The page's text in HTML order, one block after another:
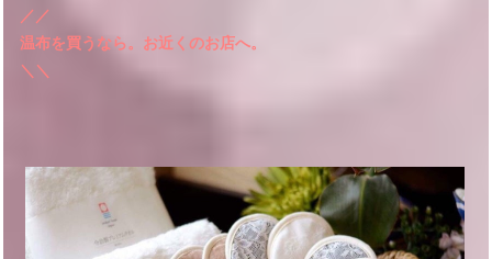
／／
温布を買うなら。お近くのお店へ。
＼＼